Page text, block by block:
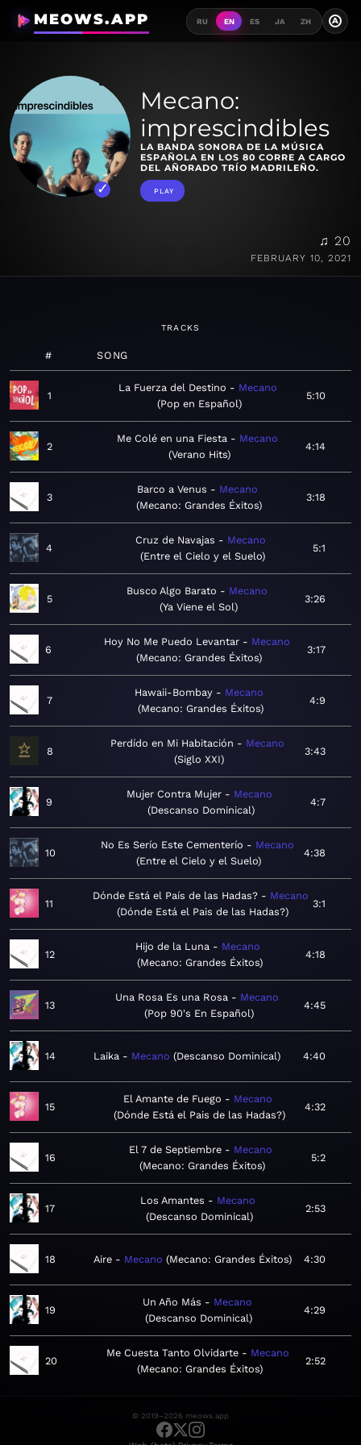
MEOWS.APP RU EN ES JA ZH A
Mecano:
imprescindibles
LA BANDA SONORA DE LA MÚSICA
ESPAÑOLA EN LOS 80 CORRE A CARGO
DEL AÑORADO TRÍO MADRILEÑO.
PLAY
♫ 20
FEBRUARY 10, 2021
TRACKS
# SONG
1
La Fuerza del Destino
Mecano
Pop en Español
5:10
2
Me Colé en una Fiesta
Mecano
Verano Hits
4:14
3
Barco a Venus
Mecano
Mecano: Grandes Éxitos
3:18
4
Cruz de Navajas
Mecano
Entre el Cielo y el Suelo
5:1
5
Busco Algo Barato
Mecano
Ya Viene el Sol
3:26
6
Hoy No Me Puedo Levantar
Mecano
Mecano: Grandes Éxitos
3:17
7
Hawaii-Bombay
Mecano
Mecano: Grandes Éxitos
4:9
8
Perdído en Mi Habitación
Mecano
Siglo XXI
3:43
9
Mujer Contra Mujer
Mecano
Descanso Dominical
4:7
10
No Es Serío Este Cementerío
Mecano
Entre el Cielo y el Suelo
4:38
11
Dónde Está el País de las Hadas?
Mecano
Dónde Está el Pais de las Hadas?
3:1
12
Hijo de la Luna
Mecano
Mecano: Grandes Éxitos
4:18
13
Una Rosa Es una Rosa
Mecano
Pop 90's En Español
4:45
14 Laika Mecano Descanso Dominical 4:40
15
El Amante de Fuego
Mecano
Dónde Está el Pais de las Hadas?
4:32
16
El 7 de Septiembre
Mecano
Mecano: Grandes Éxitos
5:2
17
Los Amantes
Mecano
Descanso Dominical
2:53
18 Aire Mecano Mecano: Grandes Éxitos 4:30
19
Un Año Más
Mecano
Descanso Dominical
4:29
20
Me Cuesta Tanto Olvidarte
Mecano
Mecano: Grandes Éxitos
2:52
© 2019–2026 meows.app